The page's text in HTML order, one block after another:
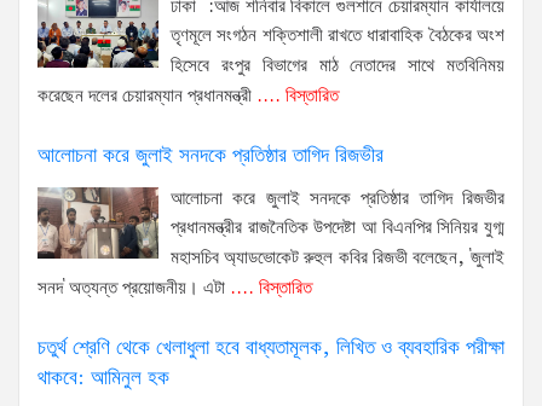
ঢাকা :আজ শনিবার বিকালে গুলশানে চেয়ারম্যান কার্যালয়ে
তৃণমূলে সংগঠন শক্তিশালী রাখতে ধারাবাহিক বৈঠকের অংশ
হিসেবে রংপুর বিভাগের মাঠ নেতাদের সাথে মতবিনিময়
করেছেন দলের চেয়ারম্যান প্রধানমন্ত্রী .... বিস্তারিত
আলোচনা করে জুলাই সনদকে প্রতিষ্ঠার তাগিদ রিজভীর
আলোচনা করে জুলাই সনদকে প্রতিষ্ঠার তাগিদ রিজভীর
প্রধানমন্ত্রীর রাজনৈতিক উপদেষ্টা আ বিএনপির সিনিয়র যুগ্ম
মহাসচিব অ্যাডভোকেট রুহুল কবির রিজভী বলেছেন, 'জুলাই
সনদ' অত্যন্ত প্রয়োজনীয়। এটা .... বিস্তারিত
চতুর্থ শ্রেণি থেকে খেলাধুলা হবে বাধ্যতামূলক, লিখিত ও ব্যবহারিক পরীক্ষা
থাকবে: আমিনুল হক